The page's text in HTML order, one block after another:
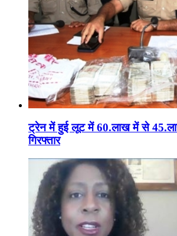
ट्रेन में हुई लूट में 60.लाख में से
गिरफ्तार